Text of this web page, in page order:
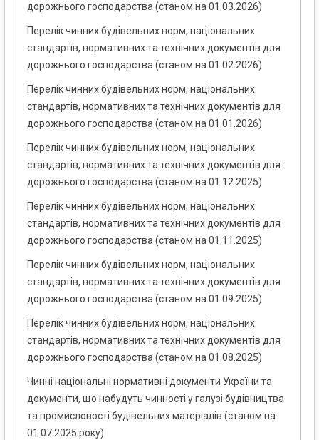
дорожнього господарства (станом на 01.03.2026)
Перелік чинних будівельних норм, національних
стандартів, нормативних та технічних документів для
дорожнього господарства (станом на 01.02.2026)
Перелік чинних будівельних норм, національних
стандартів, нормативних та технічних документів для
дорожнього господарства (станом на 01.01.2026)
Перелік чинних будівельних норм, національних
стандартів, нормативних та технічних документів для
дорожнього господарства (станом на 01.12.2025)
Перелік чинних будівельних норм, національних
стандартів, нормативних та технічних документів для
дорожнього господарства (станом на 01.11.2025)
Перелік чинних будівельних норм, національних
стандартів, нормативних та технічних документів для
дорожнього господарства (станом на 01.09.2025)
Перелік чинних будівельних норм, національних
стандартів, нормативних та технічних документів для
дорожнього господарства (станом на 01.08.2025)
Чинні національні нормативні документи України та
документи, що набудуть чинності у галузі будівництва
та промисловості будівельних матеріалів (станом на
01.07.2025 року)